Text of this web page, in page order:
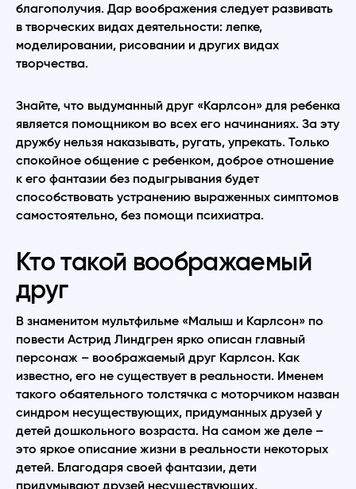
благополучия. Дар воображения следует развивать
в творческих видах деятельности: лепке,
моделировании, рисовании и других видах
творчества.
Знайте, что выдуманный друг «Карлсон» для ребенка
является помощником во всех его начинаниях. За эту
дружбу нельзя наказывать, ругать, упрекать. Только
спокойное общение с ребенком, доброе отношение
к его фантазии без подыгрывания будет
способствовать устранению выраженных симптомов
самостоятельно, без помощи психиатра.
Кто такой воображаемый
друг
В знаменитом мультфильме «Малыш и Карлсон» по
повести Астрид Линдгрен ярко описан главный
персонаж – воображаемый друг Карлсон. Как
известно, его не существует в реальности. Именем
такого обаятельного толстячка с моторчиком назван
синдром несуществующих, придуманных друзей у
детей дошкольного возраста. На самом же деле –
это яркое описание жизни в реальности некоторых
детей. Благодаря своей фантазии, дети
придумывают друзей несуществующих,